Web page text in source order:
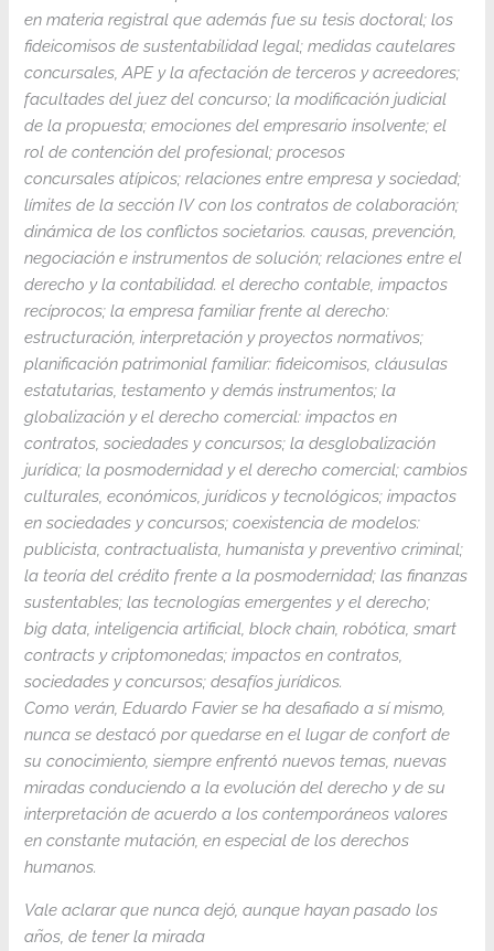
en materia registral que además fue su tesis doctoral; los
fideicomisos de sustentabilidad legal; medidas cautelares
concursales, APE y la afectación de terceros y acreedores;
facultades del juez del concurso; la modificación judicial
de la propuesta; emociones del empresario insolvente; el
rol de contención del profesional; procesos
concursales atípicos; relaciones entre empresa y sociedad;
límites de la sección IV con los contratos de colaboración;
dinámica de los conflictos societarios. causas, prevención,
negociación e instrumentos de solución; relaciones entre el
derecho y la contabilidad. el derecho contable, impactos
recíprocos; la empresa familiar frente al derecho:
estructuración, interpretación y proyectos normativos;
planificación patrimonial familiar: fideicomisos, cláusulas
estatutarias, testamento y demás instrumentos; la
globalización y el derecho comercial: impactos en
contratos, sociedades y concursos; la desglobalización
jurídica; la posmodernidad y el derecho comercial; cambios
culturales, económicos, jurídicos y tecnológicos; impactos
en sociedades y concursos; coexistencia de modelos:
publicista, contractualista, humanista y preventivo criminal;
la teoría del crédito frente a la posmodernidad; las finanzas
sustentables; las tecnologías emergentes y el derecho;
big data, inteligencia artificial, block chain, robótica, smart
contracts y criptomonedas; impactos en contratos,
sociedades y concursos; desafíos jurídicos.
Como verán, Eduardo Favier se ha desafiado a sí mismo,
nunca se destacó por quedarse en el lugar de confort de
su conocimiento, siempre enfrentó nuevos temas, nuevas
miradas conduciendo a la evolución del derecho y de su
interpretación de acuerdo a los contemporáneos valores
en constante mutación, en especial de los derechos
humanos.
Vale aclarar que nunca dejó, aunque hayan pasado los
años, de tener la mirada